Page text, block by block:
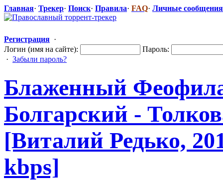
Главная· Трекер· Поиск· Правила· FAQ· Личные сообщения
Регистрация ·
Логин (имя на сайте):
Пароль:
· Забыли пароль?
Блаженный
Болгарский -
[Виталий Редько,
kbps]